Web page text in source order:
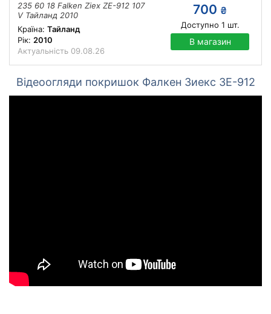
235 60 18 Falken Ziex ZE-912 107
V Тайланд 2010
Країна: Тайланд
Рік: 2010
Актуальність 09.08.26
700 ₴
Доступно 1 шт.
В магазин
Відеоогляди покришок Фалкен Зиекс ЗЕ-912